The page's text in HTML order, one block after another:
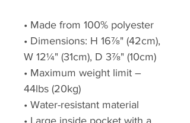
• Made from 100% polyester
• Dimensions: H 16⅞" (42cm),
W 12¼" (31cm), D 3⅞" (10cm)
• Maximum weight limit –
44lbs (20kg)
• Water-resistant material